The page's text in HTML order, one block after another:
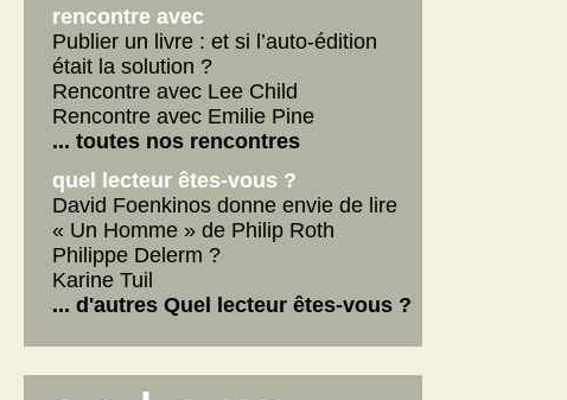
... lire les autres
rencontre avec
Publier un livre : et si l’auto-édition
était la solution ?
Rencontre avec Lee Child
Rencontre avec Emilie Pine
... toutes nos rencontres
quel lecteur êtes-vous ?
David Foenkinos donne envie de lire
« Un Homme » de Philip Roth
Philippe Delerm ?
Karine Tuil
... d'autres Quel lecteur êtes-vous ?